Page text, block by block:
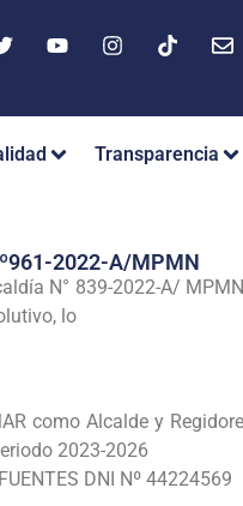
Transparencia
2022-A/MPMN
N° 839-2022-A/
lo
como Alcalde y
2023-2026
DNI Nº 44224569